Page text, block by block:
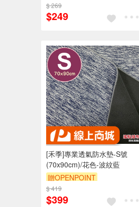
訂單滿 2000 元折抵 100元
（運費不算在 2000 元的範圍
$ 269
$249
[禾季]專業透氣防水墊-S號
(70x90cm)/花色-波紋藍
贈OPENPOINT
訂單滿 2000 元折抵 100元
（運費不算在 2000 元的範圍
$ 419
$399